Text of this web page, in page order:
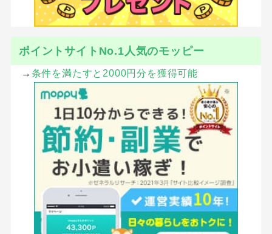
ポイントサイトNo.1人気のモッピー
→ 条件を満たすと2000円分を獲得可能